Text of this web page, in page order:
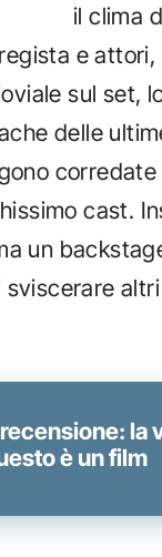
il clima
e attori,
sul set,
delle
cast.
un
la
è un film